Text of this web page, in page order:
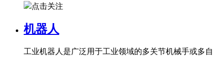
点击关注
机器人
工业机器人是广泛用于工业领域的多关节机械手或多自